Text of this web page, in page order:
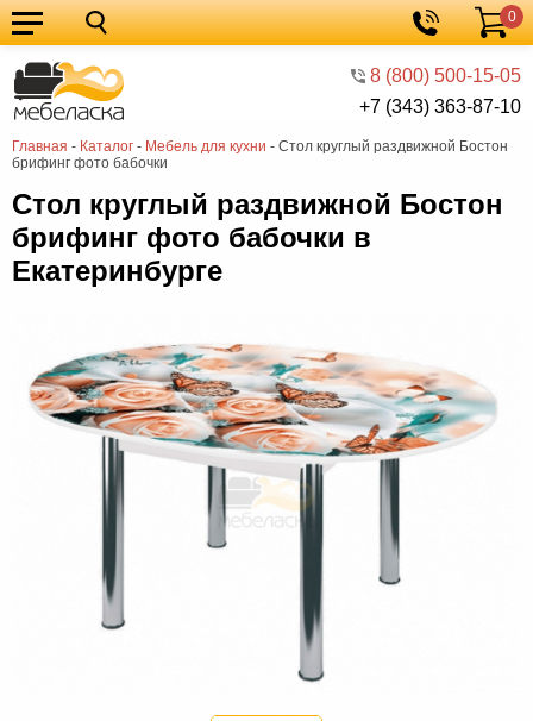
8 (800) 500-15-05
+7 (343) 363-87-10
Корзина
0
Главная - Каталог - Мебель для кухни - Стол круглый раздвижной Бостон
брифинг фото бабочки
Кухонные
гарнитуры
Мебель
для
кухни
Мебель
для
спальни
Кровати
Шкафы
Диваны
Мягкая
мебель
Мебель
Мебель
Стол круглый раздвижной Бостон
брифинг фото бабочки в
Екатеринбурге